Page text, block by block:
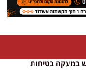
במעקה בטיחות